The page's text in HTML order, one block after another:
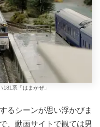
系「はまかぜ」
るシーンが思い浮かびま
、動画サイトで観ては男